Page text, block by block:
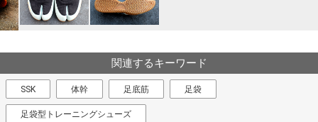
関連するキーワード
SSK 体幹 足底筋 足袋
足袋型トレーニングシューズ